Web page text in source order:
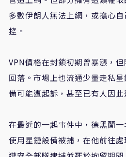
多數伊朗人無法上網，或擔心
控。
VPN價格在封鎖初期曾暴漲，
回落。市場上也流通少量走私
備可能遭起訴，甚至已有人因此
在最近的一起事件中，德黑蘭
使用星鏈設備被捕，在他前往